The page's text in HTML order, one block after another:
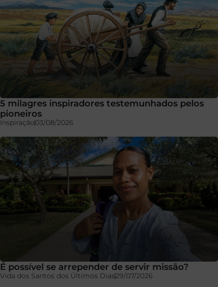
5 milagres inspiradores testemunhados pelos
pioneiros
Inspiração03/08/2026
É possível se arrepender de servir missão?
Vida dos Santos dos Últimos Dias29/07/2026